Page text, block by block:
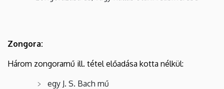
Zongora:
Három zongoramű ill. tétel előadása kotta nélkül:
egy J. S. Bach mű